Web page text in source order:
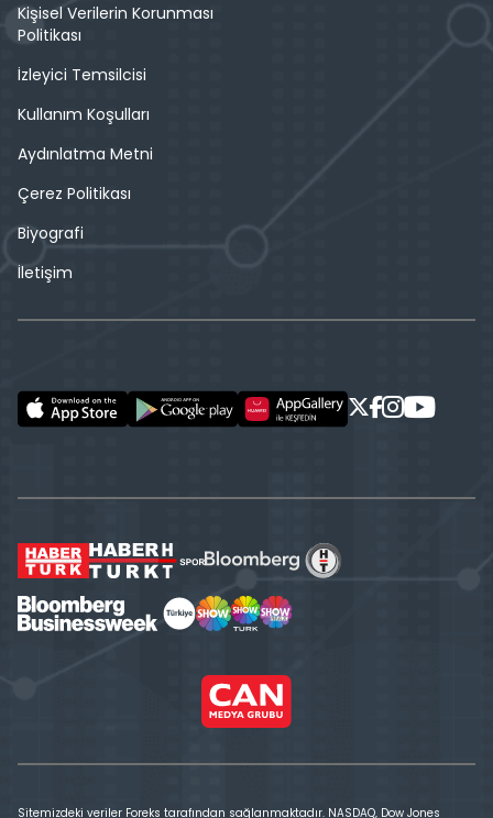
Kişisel Verilerin Korunması
Politikası
İzleyici Temsilcisi
Kullanım Koşulları
Aydınlatma Metni
Çerez Politikası
Biyografi
İletişim
Sitemizdeki veriler Foreks tarafından sağlanmaktadır. NASDAQ, Dow Jones